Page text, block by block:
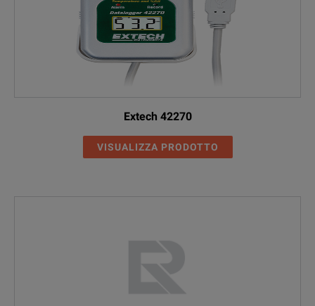
Extech 42270
VISUALIZZA PRODOTTO